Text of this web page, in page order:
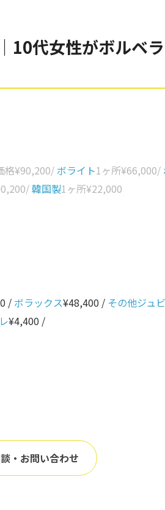
10代女性がボルベラ
格¥90,200/ ボライト1ヶ所¥66,000/
/韓国製1ヶ所¥22,000
/ ボラックス¥48,400 / その他ジュ
¥4,400 /
・お問い合わせ